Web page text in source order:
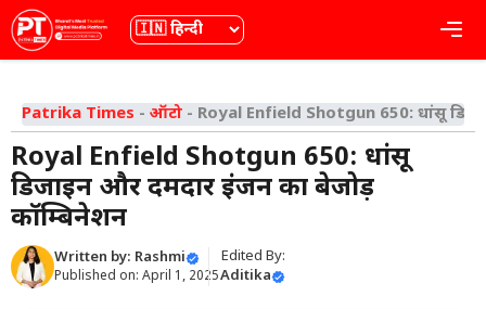
Skip
to
content
भाषा
Patrika Times - ऑटो - Royal Enfield Shotgun 650: धांसू
Royal Enfield Shotgun 650: धांसू
डिजाइन और दमदार इंजन का बेजोड़
कॉम्बिनेशन
Written by: Rashmi
Published on: April 1, 2025
Edited By:
Aditika